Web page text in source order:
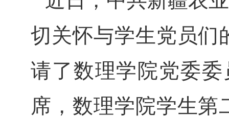
切关怀与学生党员们
请了数理学院党委
席，数理学院学生第